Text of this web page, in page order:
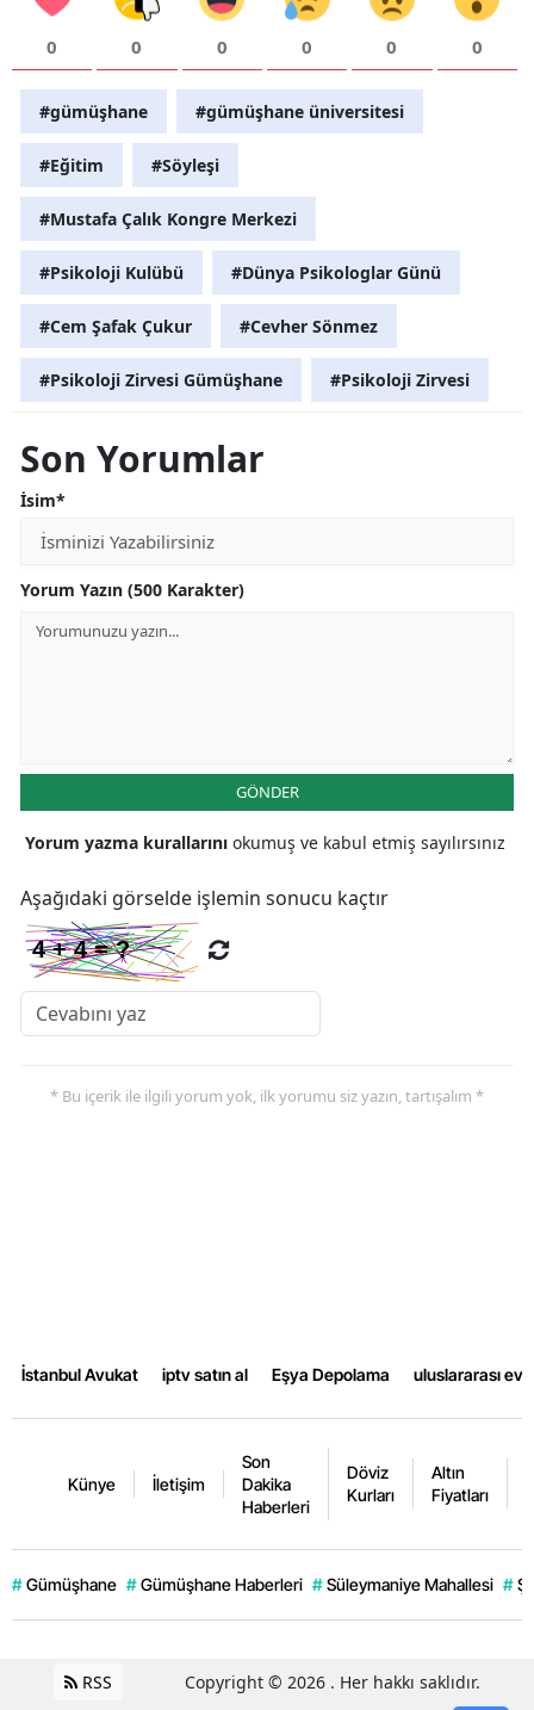
0 0 0 0 0 0
#gümüşhane #gümüşhane üniversitesi
#Eğitim #Söyleşi
#Mustafa Çalık Kongre Merkezi
#Psikoloji Kulübü #Dünya Psikologlar Günü
#Cem Şafak Çukur #Cevher Sönmez
#Psikoloji Zirvesi Gümüşhane #Psikoloji Zirvesi
Son Yorumlar
İsim*
Yorum Yazın (500 Karakter)
GÖNDER
Yorum yazma kurallarını okumuş ve kabul etmiş sayılırsınız
Aşağıdaki görselde işlemin sonucu kaçtır
* Bu içerik ile ilgili yorum yok, ilk yorumu siz yazın, tartışalım *
İstanbul Avukat iptv satın al Eşya Depolama uluslararası
Künye İletişim
Son
Dakika
Haberleri
Döviz
Kurları
Altın
Fiyatları
# Gümüşhane # Gümüşhane Haberleri # Süleymaniye Mahallesi #
RSS Copyright © 2026 . Her hakkı saklıdır.